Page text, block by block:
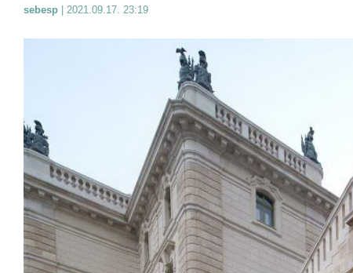
sebesp 2021.09.17. 23:19